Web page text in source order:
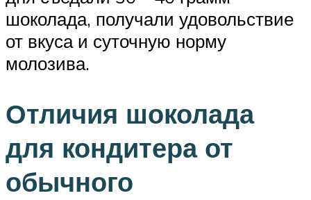
шоколада, получали удовольствие
от вкуса и суточную норму
молозива.
Отличия шоколада
для кондитера от
обычного